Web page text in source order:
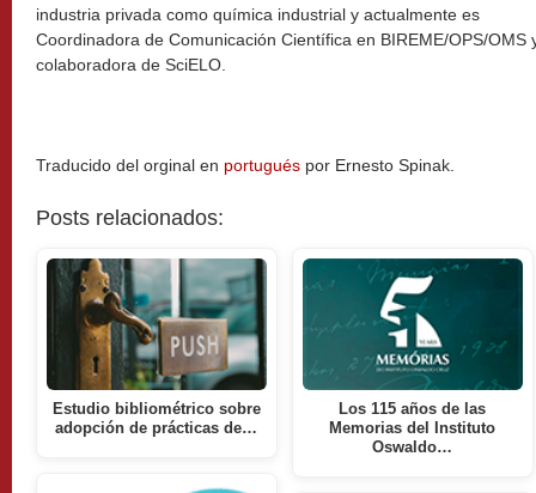
industria privada como química industrial y actualmente es
Coordinadora de Comunicación Científica en BIREME/OPS/OMS
colaboradora de SciELO.
Traducido del orginal en portugués por Ernesto Spinak.
Posts relacionados:
Estudio bibliométrico sobre
adopción de prácticas de…
Los 115 años de las
Memorias del Instituto
Oswaldo…